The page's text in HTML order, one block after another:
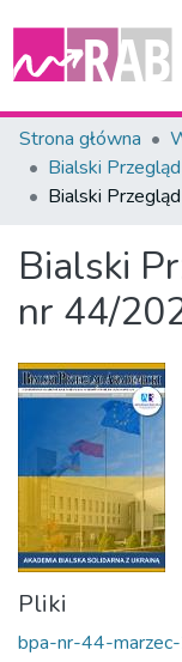
Zespoły i Kolekcje
Statystyka
Strona główna
Bialski
Bialski
Bialski
nr 44/
Pliki
bpa-nr-44-